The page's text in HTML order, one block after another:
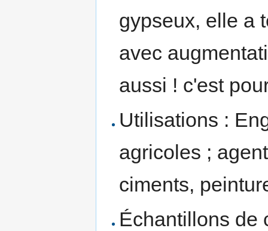
gypseux, elle a
avec
aussi ! c'est
Utilisations :
agricoles ;
ciments,
Échantillons de